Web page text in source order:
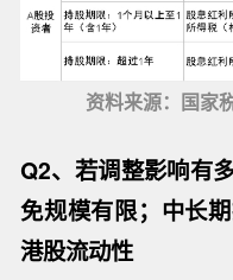
资料来源：国家
Q2、若调整影响有
免规模有限；中长
港股流动性